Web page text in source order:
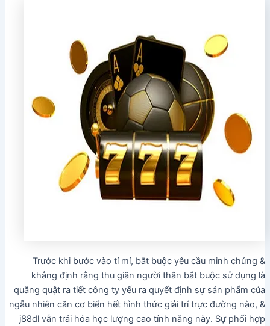
Trước khi bước vào tỉ mỉ, bắt buộc yêu cầu minh chứng &
khẳng định rằng thu giãn người thân bắt buộc sử dụng là
quăng quật ra tiết công ty yếu ra quyết định sự sản phẩm của
ngẫu nhiên căn cơ biển hết hình thức giải trí trực đường nào, &
j88dl vẫn trải hóa học lượng cao tính năng này. Sự phối hợp